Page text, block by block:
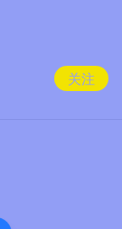
关注